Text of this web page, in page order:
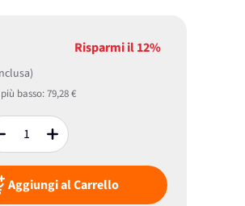
Risparmi il12%
basso:79,28 €
Aggiungi al Carrello